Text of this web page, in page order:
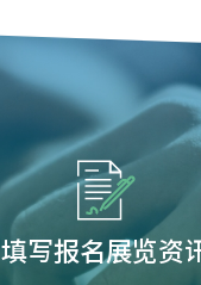
填写报名展览资